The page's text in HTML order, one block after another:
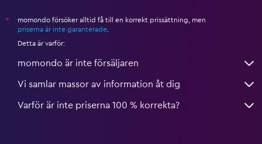
*
momondo försöker alltid få till en korrekt prissättning, men
priserna är inte garanterade
Detta är varför:
momondo är inte försäljaren
Vi samlar massor av information åt dig
Varför är inte priserna 100 % korrekta?